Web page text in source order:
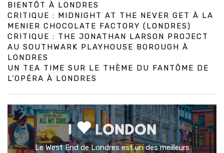
BIENTÔT À LONDRES
CRITIQUE : MIDNIGHT AT THE NEVER GET À LA
MENIER CHOCOLATE FACTORY (LONDRES)
CRITIQUE : THE JONATHAN LARSON PROJECT
AU SOUTHWARK PLAYHOUSE BOROUGH À
LONDRES
UN TEA TIME SUR LE THÈME DU FANTÔME DE
L’OPÉRA À LONDRES
I LONDON
Le West End de Londres est un des meilleurs